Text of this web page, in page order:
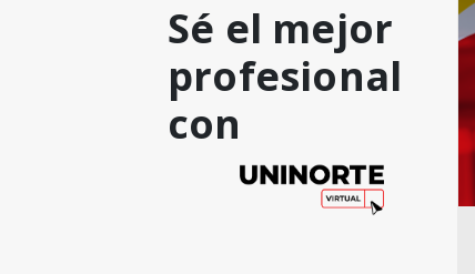
Sé el mejor
profesional
con